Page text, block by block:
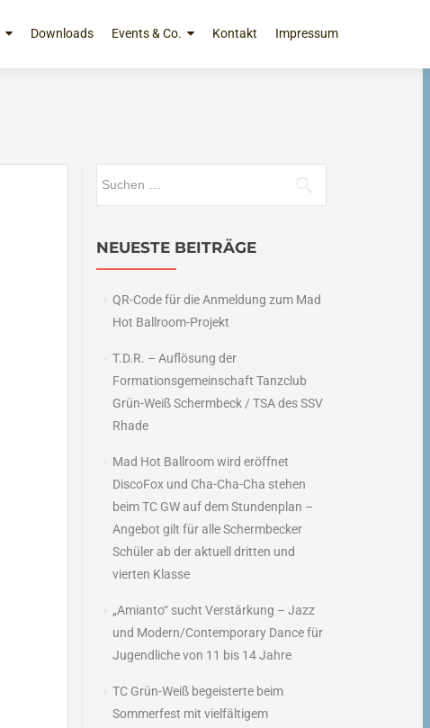
Downloads Events & Co. Kontakt Impressum
NEUESTE BEITRÄGE
QR-Code für die Anmeldung zum Mad
Hot Ballroom-Projekt
T.D.R. – Auflösung der
Formationsgemeinschaft Tanzclub
Grün-Weiß Schermbeck / TSA des SSV
Rhade
Mad Hot Ballroom wird eröffnet
DiscoFox und Cha-Cha-Cha stehen
beim TC GW auf dem Stundenplan –
Angebot gilt für alle Schermbecker
Schüler ab der aktuell dritten und
vierten Klasse
„Amianto“ sucht Verstärkung – Jazz
und Modern/Contemporary Dance für
Jugendliche von 11 bis 14 Jahre
TC Grün-Weiß begeisterte beim
Sommerfest mit vielfältigem